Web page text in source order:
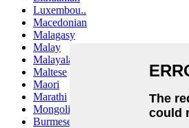
Luxembou..
Macedonian
Malagasy
Malay
Malayalam
Maltese
Maori
Marathi
Mongolian
Burmese